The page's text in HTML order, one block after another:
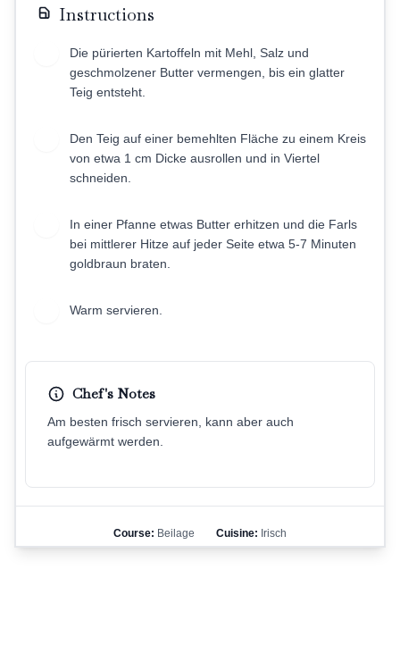
Instructions
Die pürierten Kartoffeln mit Mehl, Salz und
geschmolzener Butter vermengen, bis ein glatter
Teig entsteht.
Den Teig auf einer bemehlten Fläche zu einem Kreis
von etwa 1 cm Dicke ausrollen und in Viertel
schneiden.
In einer Pfanne etwas Butter erhitzen und die Farls
bei mittlerer Hitze auf jeder Seite etwa 5-7 Minuten
goldbraun braten.
Warm servieren.
Chef's Notes
Am besten frisch servieren, kann aber auch
aufgewärmt werden.
Course: Beilage Cuisine: Irisch